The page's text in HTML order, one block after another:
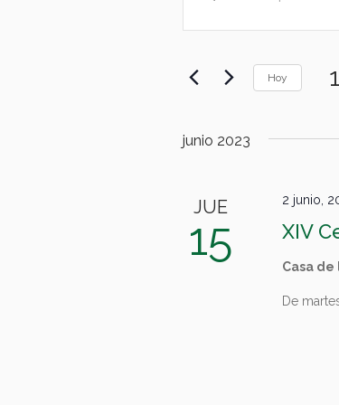
búsqueda
vistas
Eventos
Eventos
palabra
Hoy
junio 2023
JUE
15 XIV
2 junio,
Casa
De